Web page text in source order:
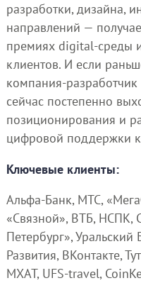
разработки, дизайна,
направлений —
премиях digital-среды
клиентов. И если
компания-
сейчас постепенно
позиционирования и
цифровой поддержки
Ключевые клиенты:
Альфа-Банк, МТС,
«Связной», ВТБ, НСПК,
Петербург»,
Развития, ВКонтакте,
МХАТ, UFS-travel,